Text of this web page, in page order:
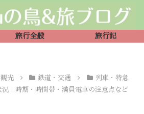
旅行全般 旅行記
光 鉄道・交通
列車・特急
況｜時期・時間帯・満員電車の注意点など